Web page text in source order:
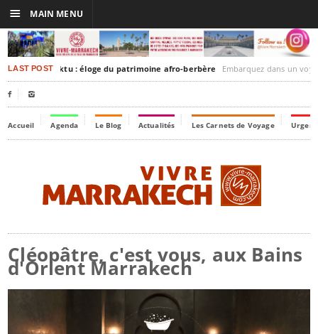
LAST POSTTimbuktu : éloge du patrimoine afro-berbère Embarquez dans un voyage culturel dans le
 
Accueil Agenda Le Blog Actualités Les Carnets de Voyage
Cléopâtre, c'est vous, aux Bains
d'Orient Marrakech
☰ MAIN MENU